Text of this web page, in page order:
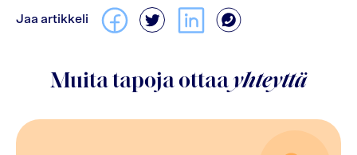
Jaa artikkeli
Muita tapoja ottaayhteyttä